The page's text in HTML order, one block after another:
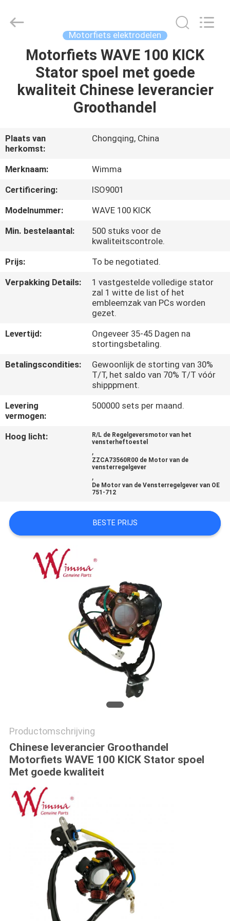
THUIS
PRODUCTEN
OVER
ONS
FABRIEKSTOCHT
KWALITEITSCONTROLE
NIEUWS
OFFERTE
SITEMAP
PRIVACYBELEID
Spare
Parts
Motorfiets elektrodelen
Motorfiets WAVE 100 KICK
Stator spoel met goede
kwaliteit Chinese leverancier
Groothandel
Plaats van
herkomst:
Chongqing, China
Merknaam:
Wimma
Certificering:
ISO9001
Modelnummer:
WAVE 100 KICK
Min. bestelaantal:
500 stuks voor de
kwaliteitscontrole.
Prijs:
To be negotiated.
Verpakking Details:
1 vastgestelde volledige stator
zal 1 witte de list of het
embleemzak van PCs worden
gezet.
Levertijd:
Ongeveer 35-45 Dagen na
stortingsbetaling.
Betalingscondities:
Gewoonlijk de storting van 30%
T/T, het saldo van 70% T/T vóór
shipppment.
Levering
vermogen:
500000 sets per maand.
Hoog licht:
R/L de Regelgeversmotor van het
vensterheftoestel
,
ZZCA73560R00 de Motor van de
vensterregelgever
,
De Motor van de Vensterregelgever van OE
751-712
BESTE PRIJS
Productomschrijving
Chinese leverancier Groothandel
Motorfiets WAVE 100 KICK Stator spoel
Met goede kwaliteit